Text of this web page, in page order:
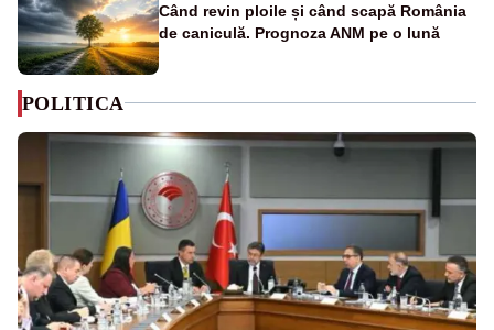
Când revin ploile și când scapă România
de caniculă. Prognoza ANM pe o lună
POLITICA